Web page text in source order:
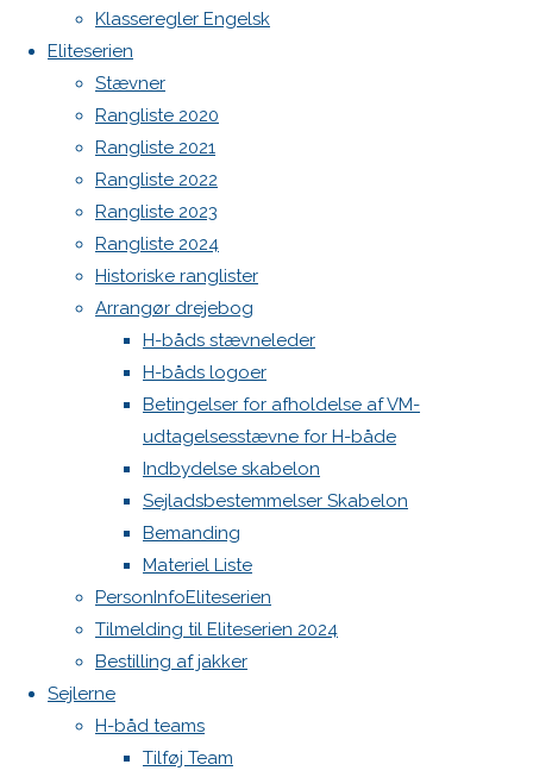
Klasseregler Engelsk
Eliteserien
Stævner
Rangliste 2020
Rangliste 2021
Rangliste 2022
Rangliste 2023
Rangliste 2024
Historiske ranglister
Arrangør drejebog
H-båds stævneleder
H-båds logoer
Betingelser for afholdelse af VM-
udtagelsesstævne for H-både
Indbydelse skabelon
Sejladsbestemmelser Skabelon
Bemanding
Materiel Liste
PersonInfoEliteserien
Tilmelding til Eliteserien 2024
Bestilling af jakker
Sejlerne
H-båd teams
Tilføj Team
image
Next
image
Skriv
et
svar
Din e-
mailadresse
vil ikke
blive
publiceret.
Krævede
felter er
markeret
med
Comment
WordPress.org